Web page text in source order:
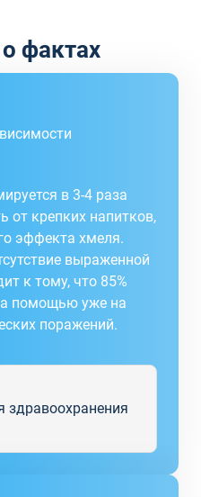
о фактах
в 3-4 раза
от крепких напитков,
эффекта хмеля.
выраженной
к тому, что 85%
помощью уже на
поражений.
здравоохранения